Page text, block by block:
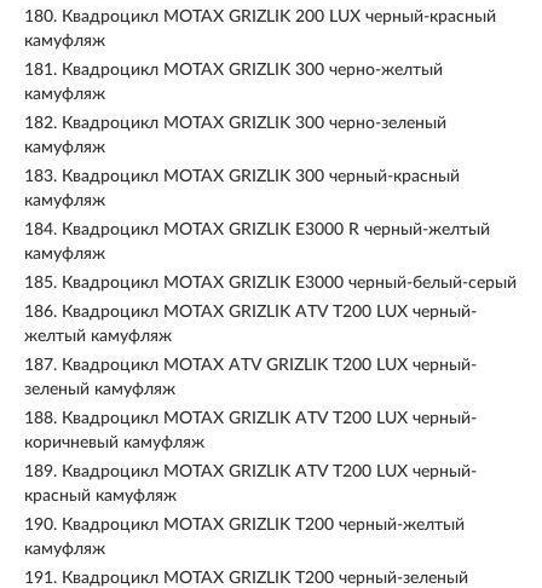
180. Квадроцикл MOTAX GRIZLIK 200 LUX черный-красный
камуфляж
181. Квадроцикл MOTAX GRIZLIK 300 черно-желтый
камуфляж
182. Квадроцикл MOTAX GRIZLIK 300 черно-зеленый
камуфляж
183. Квадроцикл MOTAX GRIZLIK 300 черный-красный
камуфляж
184. Квадроцикл MOTAX GRIZLIK E3000 R черный-желтый
камуфляж
185. Квадроцикл MOTAX GRIZLIK E3000 черный-белый-серый
186. Квадроцикл MOTAX GRIZLIK ATV T200 LUX черный-
желтый камуфляж
187. Квадроцикл MOTAX ATV GRIZLIK T200 LUX черный-
зеленый камуфляж
188. Квадроцикл MOTAX GRIZLIK ATV T200 LUX черный-
коричневый камуфляж
189. Квадроцикл MOTAX GRIZLIK ATV T200 LUX черный-
красный камуфляж
190. Квадроцикл MOTAX GRIZLIK T200 черный-желтый
камуфляж
191. Квадроцикл MOTAX GRIZLIK T200 черный-зеленый